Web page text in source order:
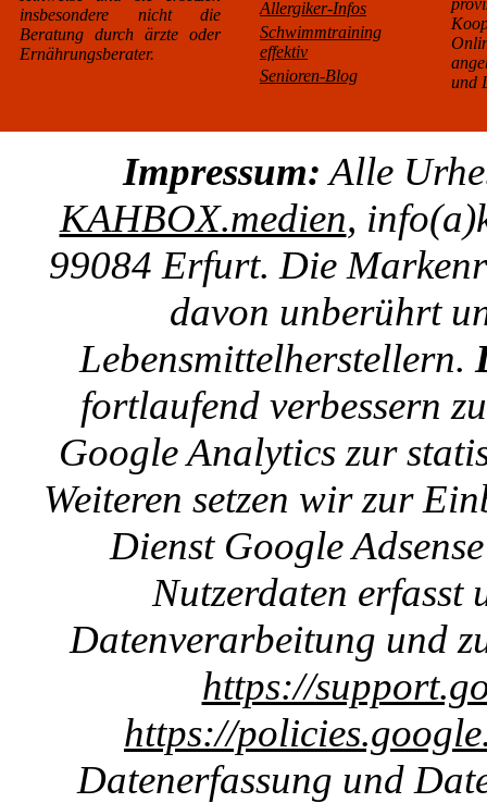
insbesondere nicht die
Beratung durch ärzte oder
Ernährungsberater.
Allergiker-Infos
Schwimmtraining
effektiv
Senioren-Blog
und
Impressum: Alle
KAHBOX.medien,
99084 Erfurt. Die
davon unberührt
Lebensmittelherstellern.
fortlaufend verbessern
Google Analytics zur
Weiteren setzen wir zur
Dienst Google
Nutzerdaten erfasst
Datenverarbeitung und
https://
https://
Datenerfassung und